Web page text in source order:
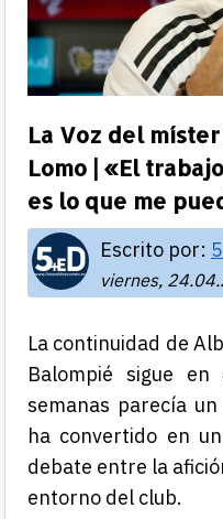
La Voz del
Lomo | «El
es lo que me
Escrito por:
viernes,
La continuidad de
Balompié sigue en
semanas parecía
ha convertido en
debate entre la
entorno del club.